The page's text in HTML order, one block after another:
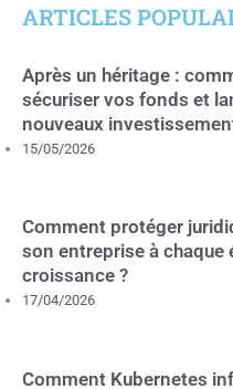
ARTICLES
Après un héritage :
sécuriser vos fonds et
nouveaux
15/05/2026
Comment protéger
son entreprise à chaque
croissance ?
17/04/2026
Comment Kubernetes